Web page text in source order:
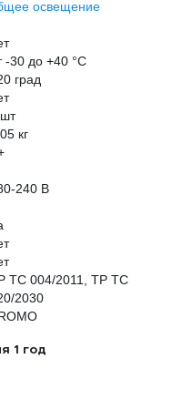
освещение
-30 до +40 °С
град
кг
240 В
ТС 004/2011, ТР ТС
2030
1 год